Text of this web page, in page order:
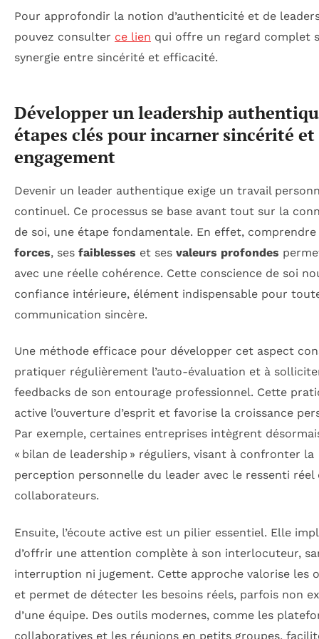
Pour approfondir la notion d’authenticité et de
pouvez consulter ce lien qui offre un regard complet
synergie entre sincérité et efficacité.
Développer un leadership
étapes clés pour incarner sincérité et
engagement
Devenir un leader authentique exige un travail
continuel. Ce processus se base avant tout sur la
de soi, une étape fondamentale. En effet, comprendre
forces, ses faiblesses et ses valeurs profondes
avec une réelle cohérence. Cette conscience de soi
confiance intérieure, élément indispensable pour
communication sincère.
Une méthode efficace pour développer cet aspect
pratiquer régulièrement l’auto-évaluation et à
feedbacks de son entourage professionnel. Cette
active l’ouverture d’esprit et favorise la croissance
Par exemple, certaines entreprises intègrent
« bilan de leadership » réguliers, visant à confronter la
perception personnelle du leader avec le ressenti réel
collaborateurs.
Ensuite, l’écoute active est un pilier essentiel. Elle
d’offrir une attention complète à son interlocuteur,
interruption ni jugement. Cette approche valorise les
et permet de détecter les besoins réels, parfois non
d’une équipe. Des outils modernes, comme les
collaboratives et les réunions en petits groupes,